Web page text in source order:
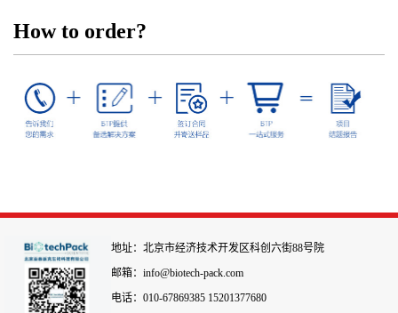
How to order?
地址：北京市经济技术开发区科创六街88号院
邮箱：info@biotech-pack.com
电话：010-67869385 15201377680